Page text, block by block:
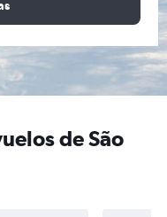
de São